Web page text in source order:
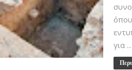
για ...